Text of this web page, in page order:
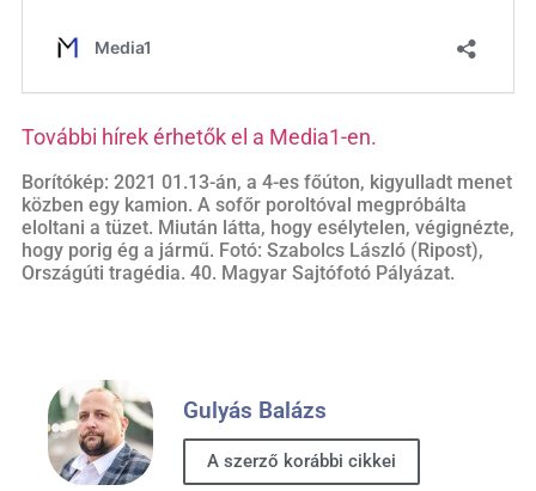
További hírek érhetők el a Media1-en.
Borítókép: 2021 01.13-án, a 4-es főúton, kigyulladt menet
közben egy kamion. A sofőr poroltóval megpróbálta
eloltani a tüzet. Miután látta, hogy esélytelen, végignézte,
hogy porig ég a jármű. Fotó: Szabolcs László (Ripost),
Országúti tragédia. 40. Magyar Sajtófotó Pályázat.
Gulyás Balázs
A szerző korábbi cikkei